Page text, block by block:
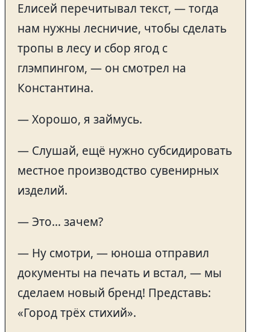
Елисей перечитывал текст, — тогда
нам нужны лесничие, чтобы сделать
тропы в лесу и сбор ягод с
глэмпингом, — он смотрел на
Константина.
— Хорошо, я займусь.
— Слушай, ещё нужно субсидировать
местное производство сувенирных
изделий.
— Это… зачем?
— Ну смотри, — юноша отправил
документы на печать и встал, — мы
сделаем новый бренд! Представь:
«Город трёх стихий».